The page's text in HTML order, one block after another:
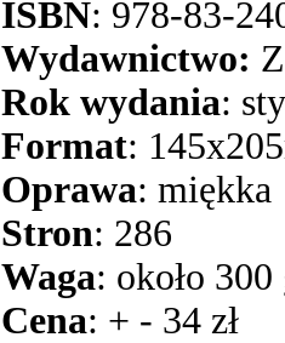
ISBN: 978-83-
Wydawnictwo:
Rok wydania:
Format:
Oprawa: miękka
Stron: 286
Waga: około 300
Cena: + - 34 zł